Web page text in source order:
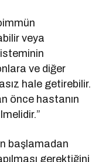
veya
ve diğer
hale getirebilir.
önce hastanın
başlamadan
gerektiğini